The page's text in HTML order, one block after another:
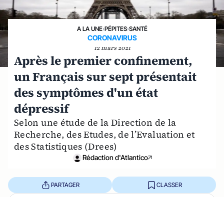
A LA UNE›PÉPITES›SANTÉ
CORONAVIRUS
12 mars 2021
Après le premier confinement,
un Français sur sept présentait
des symptômes d'un état
dépressif
Selon une étude de la Direction de la
Recherche, des Etudes, de l’Evaluation et
des Statistiques (Drees)
Rédaction d'Atlantico
PARTAGER CLASSER